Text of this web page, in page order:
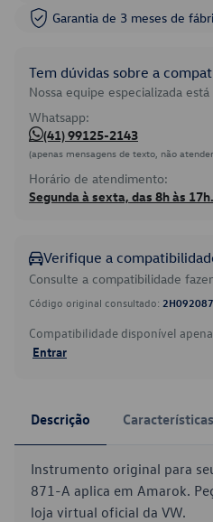
Garantia de 3 meses de
Tem dúvidas sobre a
Nossa equipe especializada
Whatsapp:
(41) 99125-2143
(apenas mensagens de texto, não
Horário de atendimento:
Segunda à sexta, das 8h às 17h.
Verifique a
Consulte a compatibilidade
Código original consultado:
Compatibilidade disponível
Entrar
Descrição Características
Instrumento original para
871-A aplica em Amarok.
loja virtual oficial da VW.